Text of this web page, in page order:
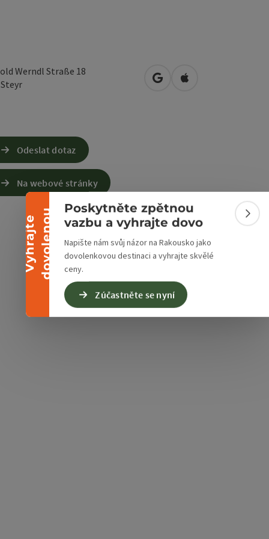
V
y
h
r
a
j
t
e
d
o
v
o
l
e
n
ou
Sbalit banner
Poskytněte zpětnou
vazbu a vyhrajte dovo
Napište nám svůj názor na Rakousko jako
dovolenkovou destinaci a vyhrajte skvělé
ceny.
Zúčastněte se nyní
Werndl Straße 18
Steyr Otevřít v Mapách Google
Otevřít v Mapách
Odeslat dotaz
Na webové stránky